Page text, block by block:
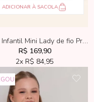
ADICIONAR À SACOLA
Blusa Infantil Mini Lady de fio Preto
R$ 169,90
2x R$ 84,95